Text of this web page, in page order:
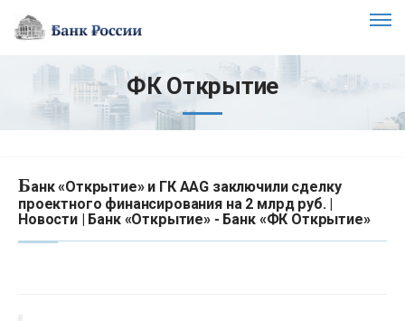
ФК Открытие
Банк «Открытие» и ГК AAG заключили сделку
проектного финансирования на 2 млрд руб. |
Новости | Банк «Открытие» - Банк «ФК Открытие»